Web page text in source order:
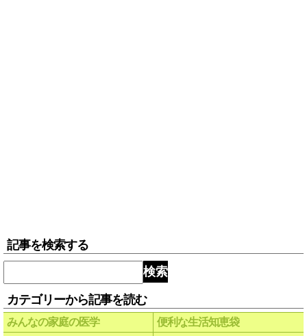
記事を検索する
検索
カテゴリーから記事を読む
みんなの家庭の医学 便利な生活知恵袋